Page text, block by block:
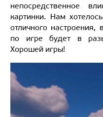
непосредственное
картинки. Нам
отличного настроения,
по игре будет в
Хорошей игры!